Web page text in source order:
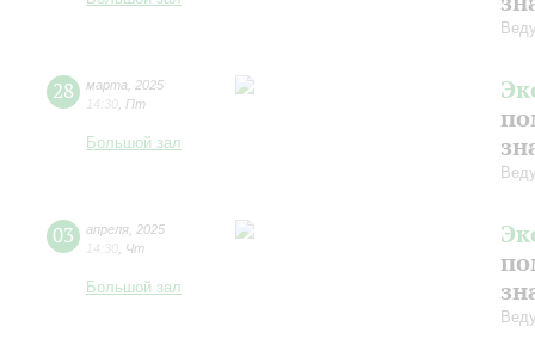
28 марта
2025
14:30 Пт
Большой зал
03 апреля 2025
14:30 Чт
Большой зал